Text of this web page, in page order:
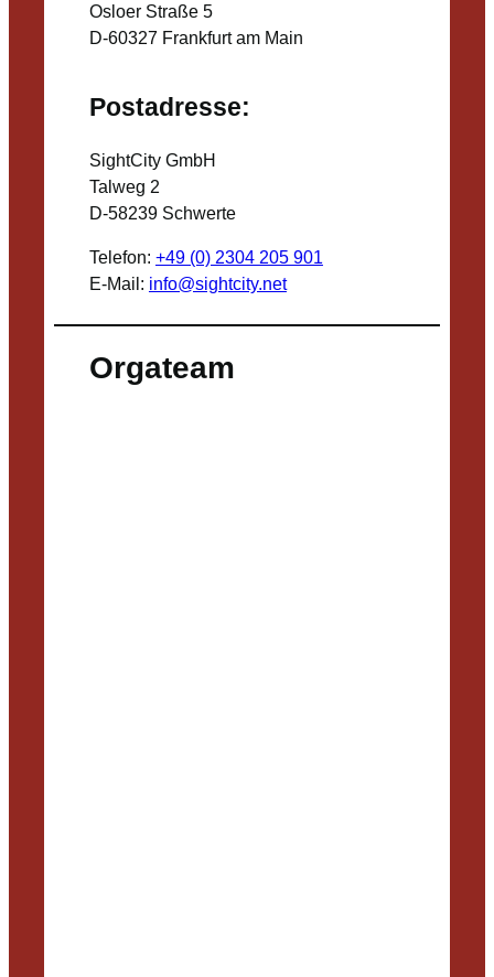
Osloer Straße 5
D-60327 Frankfurt am Main
Postadresse:
SightCity GmbH
Talweg 2
D-58239 Schwerte
Telefon: +49 (0) 2304 205 901
E-Mail: info@sightcity.net
Orgateam